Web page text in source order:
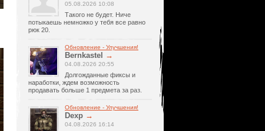
05.08.2026 10:08
Такого не будет. Ниче
потыкаешь немножко у тебя все равно
рюк 20.
Обновление - Улучшения!
Bernkastel →
04.08.2026 20:55
Долгожданные фиксы и
наработки, ждем возможность
продавать больше 1 предмета за раз.
Обновление - Улучшения!
Dexp →
04.08.2026 16:14